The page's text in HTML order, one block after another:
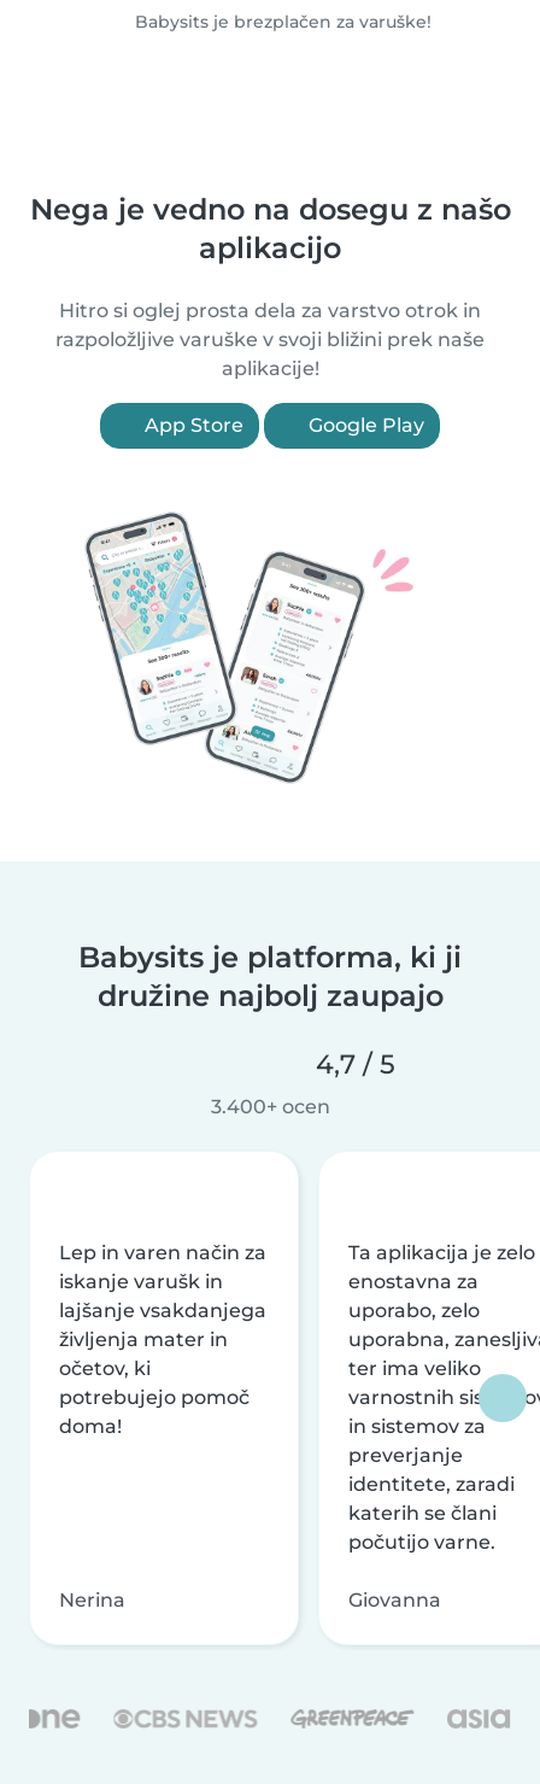
Babysits je brezplačen za varuške!
Nega je vedno na dosegu z našo
aplikacijo
Hitro si oglej prosta dela za varstvo otrok in
razpoložljive varuške v svoji bližini prek naše
aplikacije!
App Store Google Play
Babysits je platforma, ki ji
družine najbolj zaupajo
4,7 / 5
3.400+ ocen
Lep in varen način za
iskanje varušk in
lajšanje vsakdanjega
življenja mater in
očetov, ki
potrebujejo pomoč
doma!
Nerina
Ta aplikacija je zelo
enostavna za
uporabo, zelo
uporabna,
ter ima veliko
varnostnih
in sistemov za
preverjanje
identitete, zaradi
katerih se člani
počutijo varne.
Giovanna